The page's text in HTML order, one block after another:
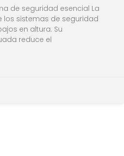
de seguridad esencial La
los sistemas de seguridad
en altura. Su
reduce el